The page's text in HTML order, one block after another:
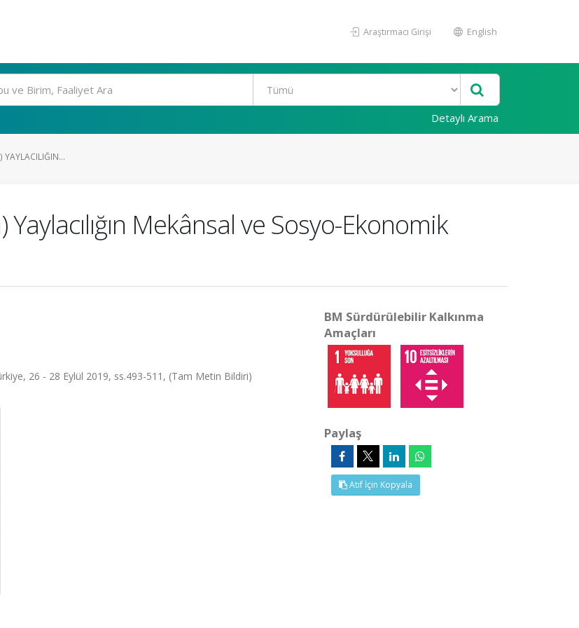
Araştırmacı Girişi English
Detaylı Arama
YAYLACILIĞIN...
Mekânsal ve Sosyo-Ekonomik
26 - 28 Eylül 2019, ss.493-511, (Tam Metin Bildiri)
BM Sürdürülebilir Kalkınma
Amaçları
Paylaş
Atıf İçin Kopyala